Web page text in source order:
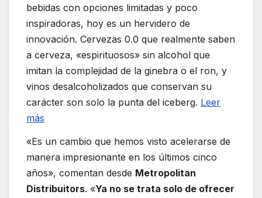
bebidas con opciones limitadas y poco
inspiradoras, hoy es un hervidero de
innovación. Cervezas 0.0 que realmente saben
a cerveza, «espirituosos» sin alcohol que
imitan la complejidad de la ginebra o el ron, y
vinos desalcoholizados que conservan su
carácter son solo la punta del iceberg. Leer
más
«Es un cambio que hemos visto acelerarse de
manera impresionante en los últimos cinco
años», comentan desde Metropolitan
Distribuitors. «Ya no se trata solo de ofrecer